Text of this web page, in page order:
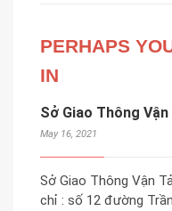
PERHAPS
IN
Sở Giao Thông
May 16, 2021
Sở Giao Thông Vận
chỉ : số 12 đường